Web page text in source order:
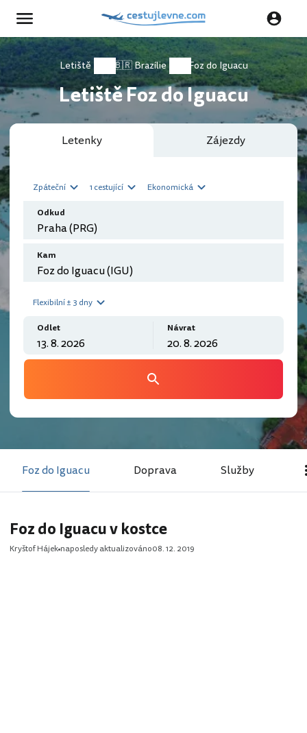
Letiště 🇧🇷 Brazílie Foz do Iguacu
Letiště Foz do Iguacu
Letenky Zájezdy
Zpáteční 1 cestující Ekonomická
Odkud
Kam
Flexibilní ± 3 dny
Odlet Návrat
Foz do Iguacu Doprava Služby
Foz do Iguacu v kostce
Kryštof Hájek naposledy aktualizováno08. 12. 2019